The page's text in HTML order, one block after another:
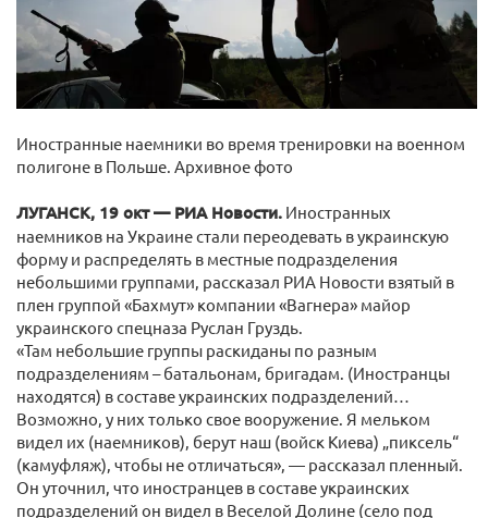
Иностранные наемники во время тренировки на военном
полигоне в Польше. Архивное фото
ЛУГАНСК, 19 окт — РИА Новости. Иностранных
наемников на Украине стали переодевать в украинскую
форму и распределять в местные подразделения
небольшими группами, рассказал РИА Новости взятый в
плен группой «Бахмут» компании «Вагнера» майор
украинского спецназа Руслан Груздь.
«Там небольшие группы раскиданы по разным
подразделениям – батальонам, бригадам. (Иностранцы
находятся) в составе украинских подразделений…
Возможно, у них только свое вооружение. Я мельком
видел их (наемников), берут наш (войск Киева) „пиксель“
(камуфляж), чтобы не отличаться», — рассказал пленный.
Он уточнил, что иностранцев в составе украинских
подразделений он видел в Веселой Долине (село под